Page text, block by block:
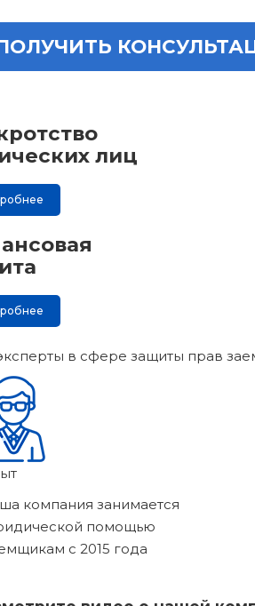
лиц
в сфере защиты прав
компания занимается
помощью
с 2015 года